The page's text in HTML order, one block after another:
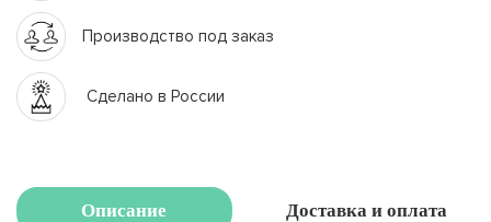
Производство под заказ
Сделано в России
Описание Доставка и оплата